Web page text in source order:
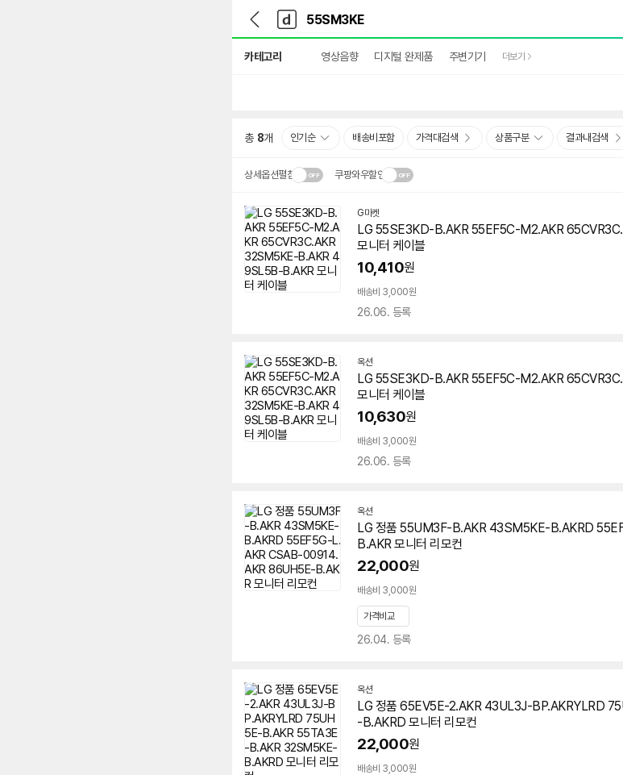
다
나
와
가
기
다
와
메
인
카테고리 영상음향 디지털 완제품 주변기기 더보기
총 8개 인기순 배송비포함 가격대검색 상품구분 결과내검색
상세옵션펼침 쿠팡와우할인
설치 환경·지역에 따라
배송·설치비가 달라집니다.닫
기
G마켓
LG 55SE3KD-B.AKR 55EF5C-M2.AKR
모니터 케이블
10,410원
배송비 3,000원
26.06. 등록
옥션
LG 55SE3KD-B.AKR 55EF5C-M2.AKR
모니터 케이블
10,630원
배송비 3,000원
26.06. 등록
옥션
LG 정품 55UM3F-B.AKR 43SM5KE-B.AKRD
B.AKR 모니터 리모컨
22,000원
배송비 3,000원
가격비교
26.04. 등록
옥션
LG 정품 65EV5E-2.AKR 43UL3J-BP.AKRYLRD
-B.AKRD 모니터 리모컨
22,000원
배송비 3,000원